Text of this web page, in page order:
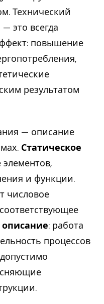
Технический
— это всегда
повышение
результатом
— описание
Статическое
и функции.
числовое
: работа
процессов